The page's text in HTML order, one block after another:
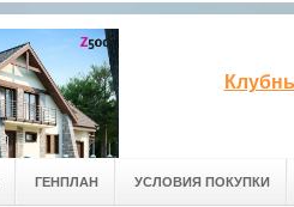
ГЕНПЛАН УСЛОВИЯ ПОКУПКИ